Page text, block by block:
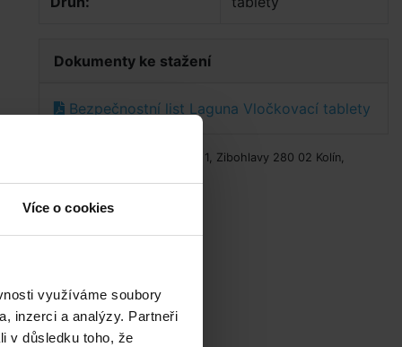
Více o cookies
využíváme soubory
inzerci a analýzy. Partneři
v důsledku toho, že
Dokumenty ke stažení
Bezpečnostní list Laguna Vločkovací tablety
Výrobce: Stachema, Hasičská 1, Zibohlavy 280 02 Kolín,